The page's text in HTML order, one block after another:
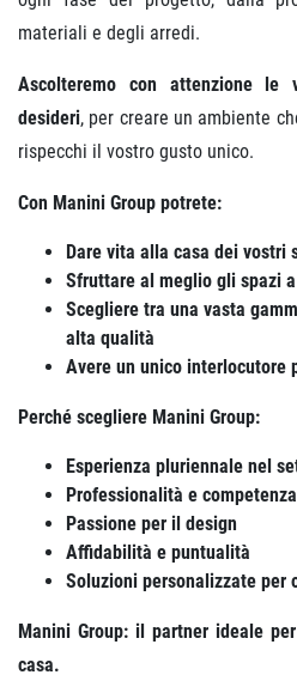
materiali e degli arredi.
Ascolteremo con attenzione
desideri, per creare un ambiente
rispecchi il vostro gusto unico.
Con Manini Group potrete:
Dare vita alla casa dei vostri
Sfruttare al meglio gli spazi
Scegliere tra una vasta
alta qualità
Avere un unico interlocutore
Perché scegliere Manini Group:
Esperienza pluriennale nel
Professionalità e competenza
Passione per il design
Affidabilità e puntualità
Soluzioni personalizzate per
Manini Group: il partner ideale
casa.